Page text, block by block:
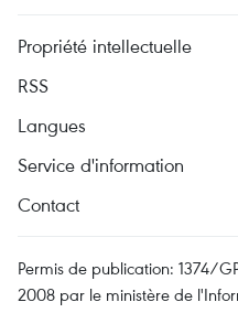
Propriété intellectuelle
RSS
Langues
Service d'information
Contact
Permis de publication: 1374/
2008 par le ministère de